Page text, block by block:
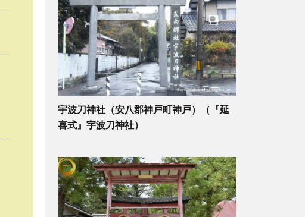
宇波刀神社（安八郡神戸町神戸）（『延
喜式』宇波刀神社）